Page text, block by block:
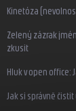
Kinetóza
Zelený zázrak
zkusit
Hluk v open office:
Jak si správně